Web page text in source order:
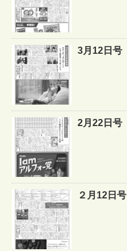
3月12日号
2月22日号
２月12日号